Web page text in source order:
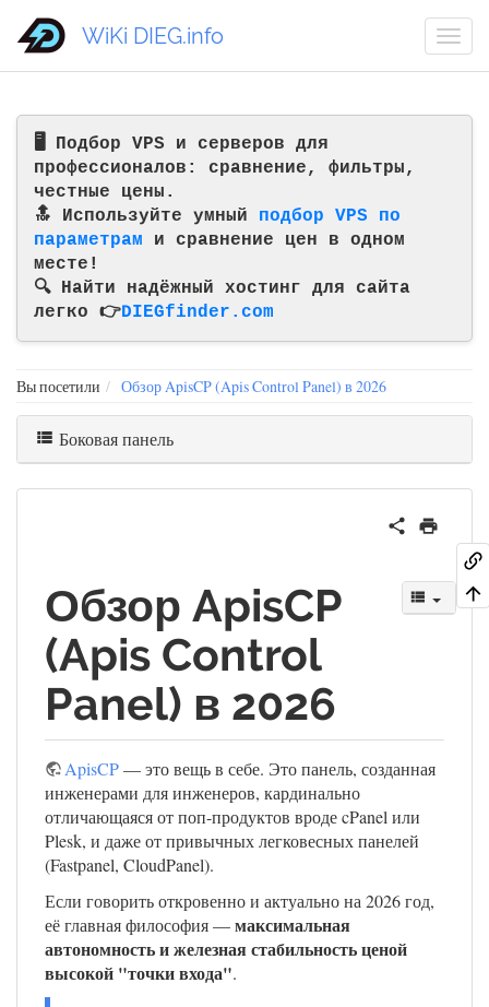
🖥️ Подбор VPS и серверов для
профессионалов: сравнение, фильтры,
честные цены.
🔝 Используйте умный подбор VPS по
параметрам и сравнение цен в одном
месте!
🔍 Найти надёжный хостинг для сайта
легко 👉DIEGfinder.com
WiKi DIEG.info
Вы посетили Обзор ApisCP (Apis Control Panel) в 2026
Боковая панель
Обзор ApisCP
(Apis Control
Panel) в 2026
ApisCP— это вещь в себе. Это панель, созданная
инженерами для инженеров, кардинально
отличающаяся от поп-продуктов вроде cPanel или
Plesk, и даже от привычных легковесных панелей
(Fastpanel, CloudPanel).
Если говорить откровенно и актуально на 2026 год,
её главная философия —максимальная
автономность и железная стабильность ценой
высокой "точки входа".